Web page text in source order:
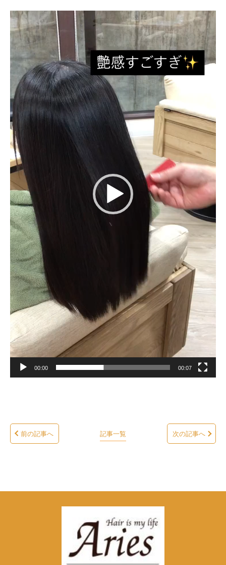
動
画
プ
レ
ー
ヤ
ー
00:00 00:07
前の記事へ 記事一覧 次の記事へ